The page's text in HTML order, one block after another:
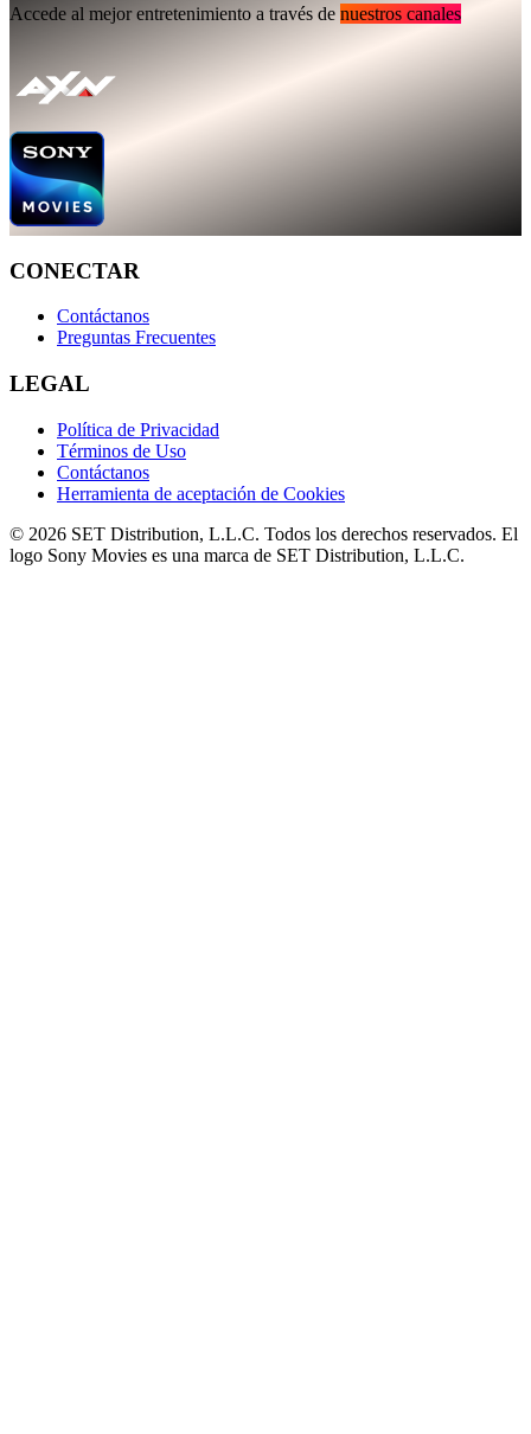
Accede al mejor entretenimiento a través de nuestros canales
CONECTAR
Contáctanos
Preguntas Frecuentes
LEGAL
Política de Privacidad
Términos de Uso
Contáctanos
Herramienta de aceptación de Cookies
© 2026 SET Distribution, L.L.C. Todos los derechos reservados. El
logo Sony Movies es una marca de SET Distribution, L.L.C.